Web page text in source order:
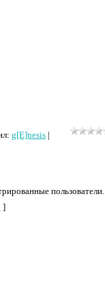
: g[E]nesis |
пользователи.
]